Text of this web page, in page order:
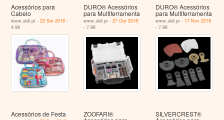
Acessórios para
Cabelo
www.aldi.pt -22 Set 2018 -
4.99
DURO® Acessórios
para Multiferramenta
www.aldi.pt - 27 Out 2018
- 7.99
DURO® Acessórios
para Multiferramenta
www.aldi.pt - 17 Nov 2018
- 7.99
Acessórios de Festa ZOOFARI® SILVERCREST®